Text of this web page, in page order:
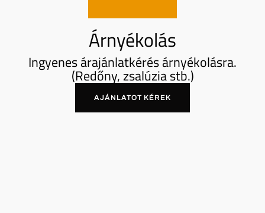
Árnyékolás
Ingyenes árajánlatkérés árnyékolásra.
(Redőny, zsalúzia stb.)
AJÁNLATOT KÉREK